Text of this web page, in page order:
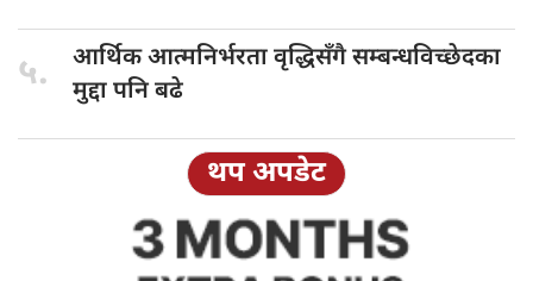
५. आर्थिक आत्मनिर्भरतावृद्धिसँगै सम्बन्धविच्छेदका
मुद्दा पनि बढे
थप अपडेट